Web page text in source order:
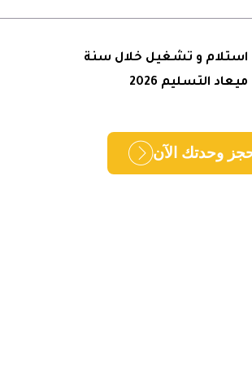
استلام و تشغيل خلال سنة
ميعاد التسليم 2026
وحدتك الآن